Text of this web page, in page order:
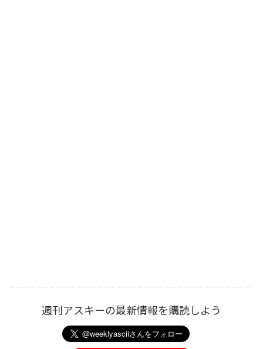
週刊アスキーの最新情報を購読しよう